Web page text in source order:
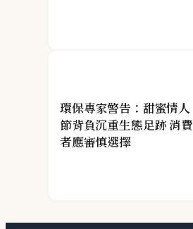
環保專家警告：甜蜜情人
節背負沉重生態足跡 消費
者應審慎選擇